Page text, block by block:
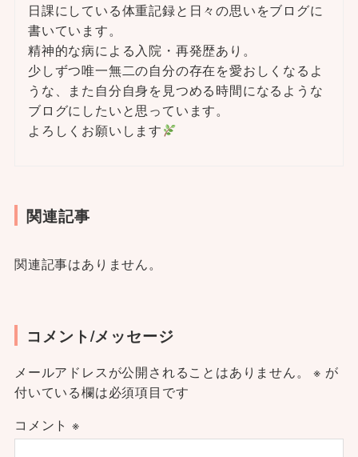
日課にしている体重記録と日々の思いをブログに
書いています。
精神的な病による入院・再発歴あり。
少しずつ唯一無二の自分の存在を愛おしくなるよ
うな、また自分自身を見つめる時間になるような
ブログにしたいと思っています。
よろしくお願いします
関連記事
関連記事はありません。
コメント/メッセージ
メールアドレスが公開されることはありません。 ※ が
付いている欄は必須項目です
コメント ※